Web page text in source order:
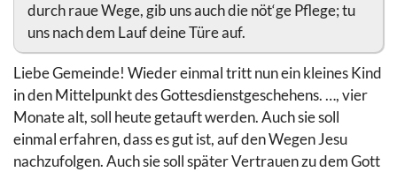
durch raue Wege, gib uns auch die nöt‘ge Pflege; tu
uns nach dem Lauf deine Türe auf.
Liebe Gemeinde! Wieder einmal tritt nun ein kleines Kind
in den Mittelpunkt des Gottesdienstgeschehens. …, vier
Monate alt, soll heute getauft werden. Auch sie soll
einmal erfahren, dass es gut ist, auf den Wegen Jesu
nachzufolgen. Auch sie soll später Vertrauen zu dem Gott